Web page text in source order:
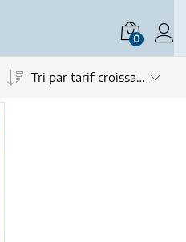
0
Tri par tarif croissant